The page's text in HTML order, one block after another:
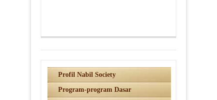
Profil Nabil Society
Program-program Dasar